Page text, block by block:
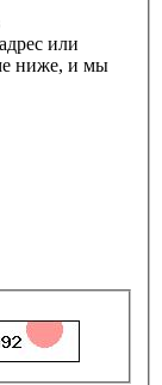
или
ниже, и мы